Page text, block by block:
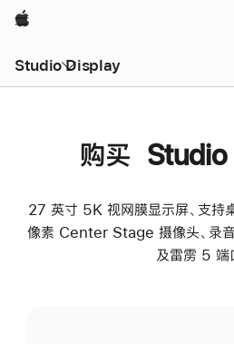
Apple
Studio Display
购买 Studio
27 英寸 5K 视网膜显示屏、支持
像素 Center Stage 摄像头、录音
及雷雳 5 端